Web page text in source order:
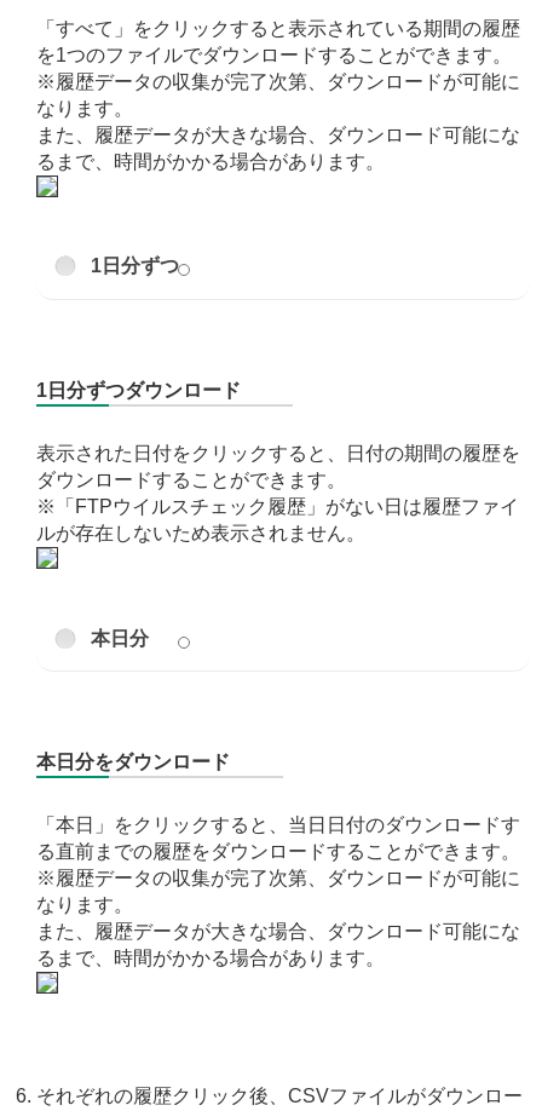
「すべて」をクリックすると表示されている期間の履歴
を1つのファイルでダウンロードすることができます。
※履歴データの収集が完了次第、ダウンロードが可能に
なります。
また、履歴データが大きな場合、ダウンロード可能にな
るまで、時間がかかる場合があります。
1日分ずつ
1日分ずつダウンロード
表示された日付をクリックすると、日付の期間の履歴を
ダウンロードすることができます。
※「FTPウイルスチェック履歴」がない日は履歴ファイ
ルが存在しないため表示されません。
本日分
本日分をダウンロード
「本日」をクリックすると、当日日付のダウンロードす
る直前までの履歴をダウンロードすることができます。
※履歴データの収集が完了次第、ダウンロードが可能に
なります。
また、履歴データが大きな場合、ダウンロード可能にな
るまで、時間がかかる場合があります。
それぞれの履歴クリック後、CSVファイルがダウンロー